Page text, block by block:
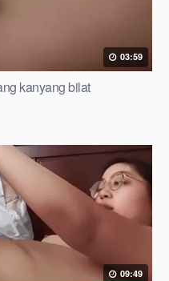
03:59
kanyang bilat
09:49